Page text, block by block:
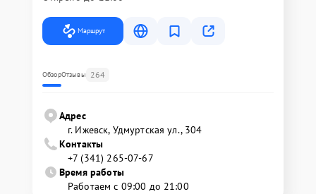
Маршрут
ОбзорОтзывы 264
Адрес
г. Ижевск, Удмуртская ул., 304
Контакты
+7 (341) 265-07-67
Время работы
Работаем с 09:00 до 21:00